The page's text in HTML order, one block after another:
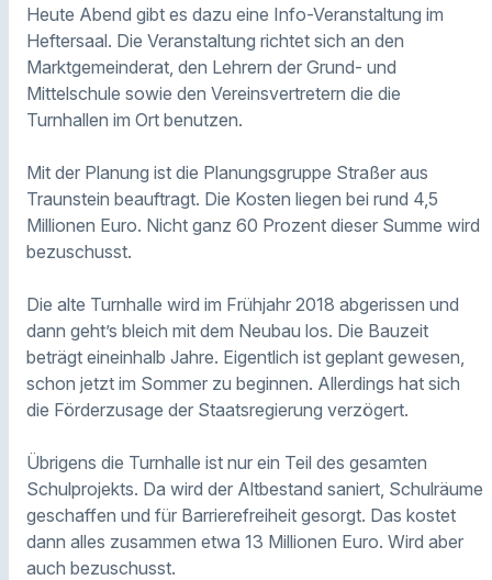
Heute Abend gibt es dazu eine Info-Veranstaltung im
Heftersaal. Die Veranstaltung richtet sich an den
Marktgemeinderat, den Lehrern der Grund- und
Mittelschule sowie den Vereinsvertretern die die
Turnhallen im Ort benutzen.
Mit der Planung ist die Planungsgruppe Straßer aus
Traunstein beauftragt. Die Kosten liegen bei rund 4,5
Millionen Euro. Nicht ganz 60 Prozent dieser Summe wird
bezuschusst.
Die alte Turnhalle wird im Frühjahr 2018 abgerissen und
dann geht’s bleich mit dem Neubau los. Die Bauzeit
beträgt eineinhalb Jahre. Eigentlich ist geplant gewesen,
schon jetzt im Sommer zu beginnen. Allerdings hat sich
die Förderzusage der Staatsregierung verzögert.
Übrigens die Turnhalle ist nur ein Teil des gesamten
Schulprojekts. Da wird der Altbestand saniert, Schulräume
geschaffen und für Barrierefreiheit gesorgt. Das kostet
dann alles zusammen etwa 13 Millionen Euro. Wird aber
auch bezuschusst.